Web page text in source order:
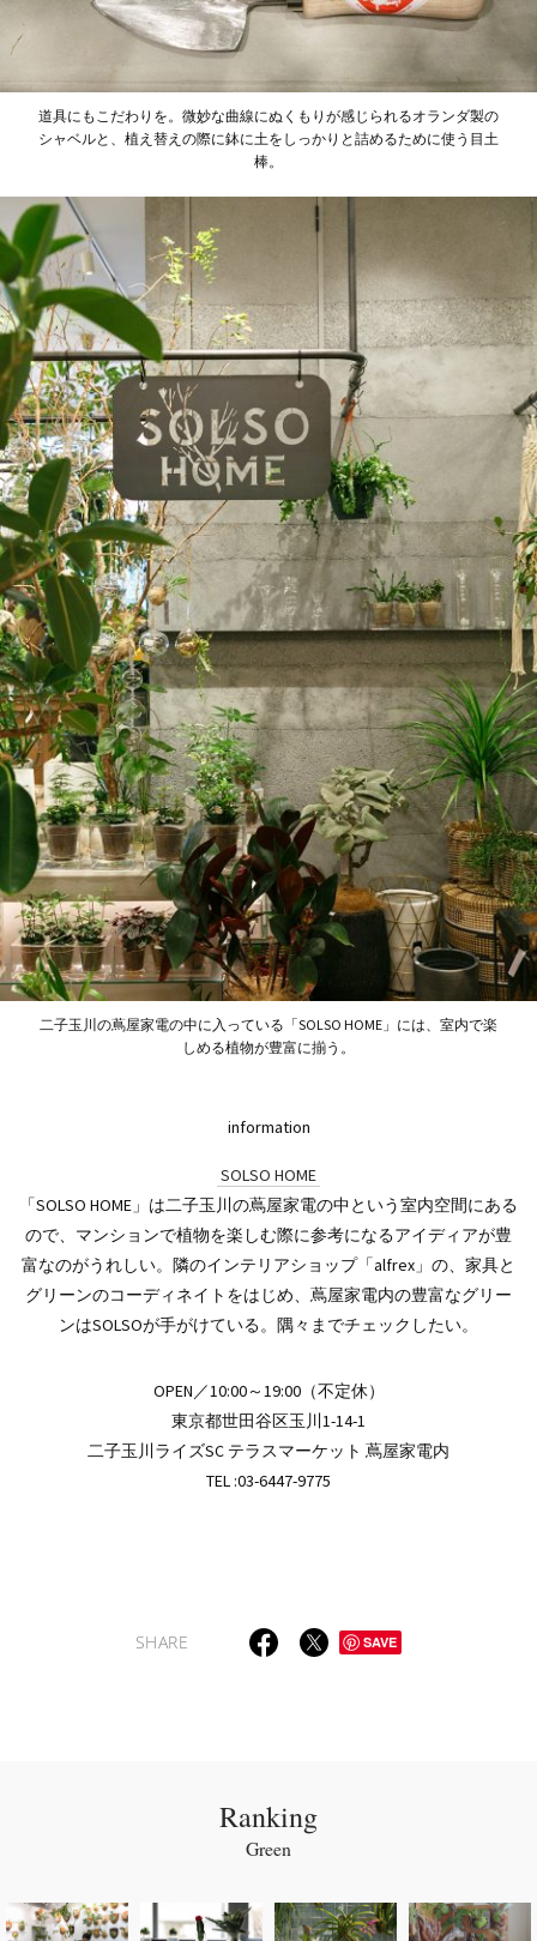
道具にもこだわりを。微妙な曲線にぬくもりが感じられるオランダ製の
シャベルと、植え替えの際に鉢に土をしっかりと詰めるために使う目土
棒。
二子玉川の蔦屋家電の中に入っている「SOLSO HOME」には、室内で楽
しめる植物が豊富に揃う。
information
SOLSO HOME
「SOLSO HOME」は二子玉川の蔦屋家電の中という室内空間にある
ので、マンションで植物を楽しむ際に参考になるアイディアが豊
富なのがうれしい。隣のインテリアショップ「alfrex」の、家具と
グリーンのコーディネイトをはじめ、蔦屋家電内の豊富なグリー
ンはSOLSOが手がけている。隅々までチェックしたい。
OPEN／10:00～19:00（不定休）
東京都世田谷区玉川1-14-1
二子玉川ライズSC テラスマーケット 蔦屋家電内
TEL :03-6447-9775
SHARE SAVE
Ranking
Green